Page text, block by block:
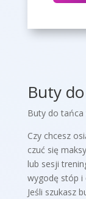
Buty
Buty do tańca
Czy chcesz
czuć się
lub sesji
wygodę stóp i
Jeśli szukasz